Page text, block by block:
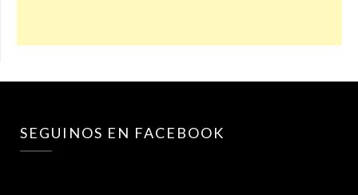
SEGUINOS EN FACEBOOK